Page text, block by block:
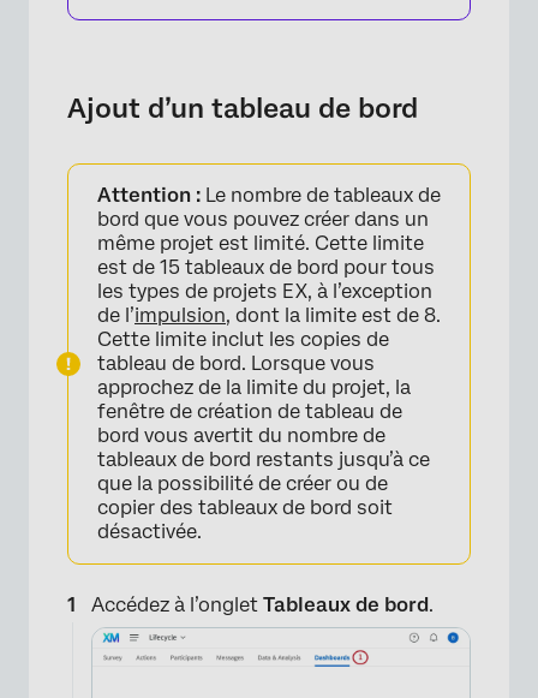
Options supplémentaires
Ajout d’un tableau de bord
Attention : Le nombre de tableaux de
bord que vous pouvez créer dans un
même projet est limité. Cette limite
est de 15 tableaux de bord pour tous
les types de projets EX, à l’exception
de l’impulsion, dont la limite est de 8.
Cette limite inclut les copies de
tableau de bord. Lorsque vous
approchez de la limite du projet, la
fenêtre de création de tableau de
bord vous avertit du nombre de
tableaux de bord restants jusqu’à ce
que la possibilité de créer ou de
copier des tableaux de bord soit
désactivée.
Accédez à l’onglet Tableaux de bord.